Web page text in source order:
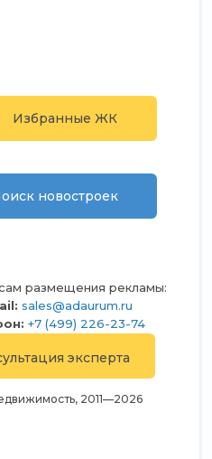
Избранные ЖК
новостроек
размещения рекламы:
sales@adaurum.ru
+7 (499) 226-23-74
эксперта
2011—2026